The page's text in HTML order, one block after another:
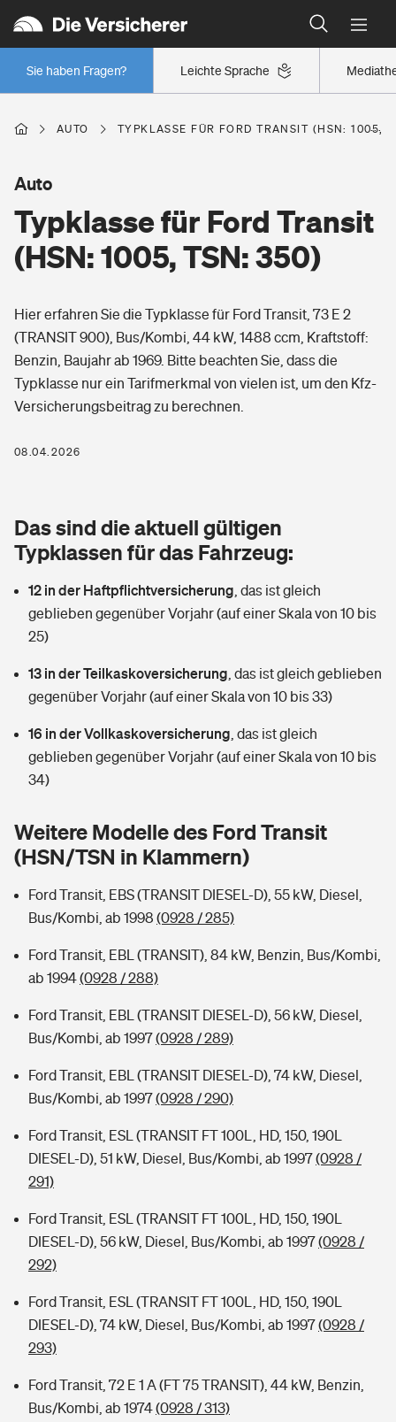
Leichte Sprache
Sie haben Fragen?
Wer versichert was: Jetzt Versicherer finden
Regionalklassen: So ist Ihre Region eingestuft
Wer versichert was: Jetzt Versicherer finden
Berufsunfähigkeitsversicherung
Erwerbsunfähigkeitsversicherung
Grundfähigkeitsversicherung
Arbeitsrechtsschutz
Berufshaftpflichtversicherung
Zur Übersicht
Tools
Wer versichert was: Jetzt Versicherer finden
Sie haben Fragen?
Wohnen
Elementarversicherung
Glasversicherung
Mietkautionsversicherung
Restkreditversicherung
Tools
Hochwasser-Check: Wie gefährdet ist Ihr Haus?
Sie haben Fragen?
Freizeit
Pri­vate Haft­pflicht­
Kinderunfall­ver­si­che­rung
Kinderinvalidität
Hundehalter-Haftpflicht
Handyversicherung
Private Cyberversicherung
Zur Übersicht
Kinderunfall-Check: Mehr Sicherheit für deine Kids
Typklassen: So ist Ihr Auto eingestuft
Sie haben Fragen?
Gesundheit
Private Krankenversicherung
Dread-Disease-Versicherung
Tierkrankenversicherung
Zur Übersicht
Tools
Wer versichert was: Jetzt Versicherer finden
Rentenrechner: Wie viel Geld bekomme ich im Alter?
AUTO TYPKLASSE FÜR FORD TRANSIT (HSN: 1005,
Typklasse für Ford Transit
(HSN: 1005, TSN: 350)
Auto
Hier erfahren Sie die Typklasse für Ford Transit, 73 E 2
(TRANSIT 900), Bus/Kombi, 44 kW, 1488 ccm, Kraftstoff:
Benzin, Baujahr ab 1969. Bitte beachten Sie, dass die
Typklasse nur ein Tarifmerkmal von vielen ist, um den Kfz-
Versicherungsbeitrag zu berechnen.
08.04.2026
Das sind die aktuell gültigen
Typklassen für das Fahrzeug:
12 in der Haftpflichtversicherung das ist gleich
geblieben gegenüber Vorjahr (auf einer Skala von 10 bis
25)
13 in der Teilkaskoversicherung das ist gleich geblieben
gegenüber Vorjahr (auf einer Skala von 10 bis 33)
16 in der Vollkaskoversicherung das ist gleich
geblieben gegenüber Vorjahr (auf einer Skala von 10 bis
34)
Weitere Modelle des Ford Transit
(HSN/TSN in Klammern)
Ford Transit, EBS (TRANSIT DIESEL-D), 55 kW, Diesel,
Bus/Kombi, ab 1998 (0928 / 285)
Ford Transit, EBL (TRANSIT), 84 kW, Benzin, Bus/Kombi,
ab 1994(0928 / 288)
Ford Transit, EBL (TRANSIT DIESEL-D), 56 kW, Diesel,
Bus/Kombi, ab 1997(0928 / 289)
Ford Transit, EBL (TRANSIT DIESEL-D), 74 kW, Diesel,
Bus/Kombi, ab 1997(0928 / 290)
Ford Transit, ESL (TRANSIT FT 100L, HD, 150, 190L
DIESEL-D), 51 kW, Diesel, Bus/Kombi, ab 1997(0928 /
291)
Ford Transit, ESL (TRANSIT FT 100L, HD, 150, 190L
DIESEL-D), 56 kW, Diesel, Bus/Kombi, ab 1997(0928 /
292)
Ford Transit, ESL (TRANSIT FT 100L, HD, 150, 190L
DIESEL-D), 74 kW, Diesel, Bus/Kombi, ab 1997(0928 /
293)
Ford Transit, 72 E 1 A (FT 75 TRANSIT), 44 kW, Benzin,
Bus/Kombi, ab 1974(0928 / 313)